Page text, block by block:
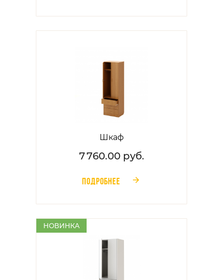
Шкаф
7 760.00 руб.
ПОДРОБНЕЕ 󰁔
НОВИНКА